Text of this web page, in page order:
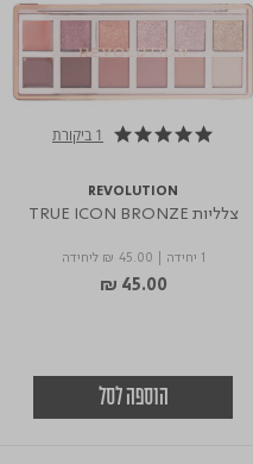
5.0 star rating 1 ביקורת
REVOLUTION
צלליות TRUE ICON BRONZE
1 יחידה ₪ 45.00 ליחידה
₪ 45.00
הוספה לסל